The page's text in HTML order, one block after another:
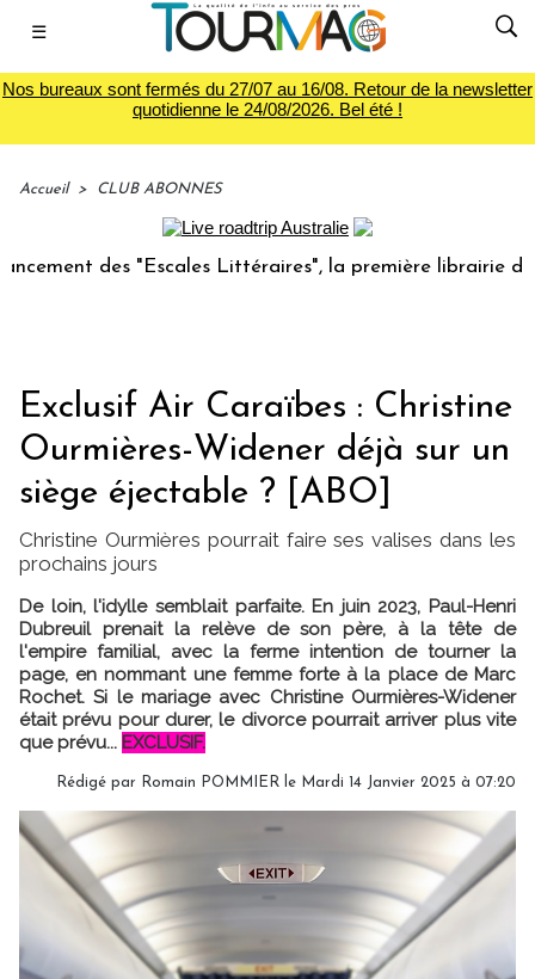
☰
Nos bureaux sont fermés du 27/07 au 16/08. Retour de la newsletter
quotidienne le 24/08/2026. Bel été !
Accueil > CLUB ABONNES
des "Escales Littéraires", la première librairie du voyage
Exclusif Air Caraïbes : Christine
Ourmières-Widener déjà sur un
siège éjectable ? [ABO]
Christine Ourmières pourrait faire ses valises dans les
prochains jours
De loin, l'idylle semblait parfaite. En juin 2023, Paul-Henri
Dubreuil prenait la relève de son père, à la tête de
l'empire familial, avec la ferme intention de tourner la
page, en nommant une femme forte à la place de Marc
Rochet. Si le mariage avec Christine Ourmières-Widener
était prévu pour durer, le divorce pourrait arriver plus vite
que prévu... EXCLUSIF.
Rédigé par Romain POMMIER le Mardi 14 Janvier 2025 à 07:20